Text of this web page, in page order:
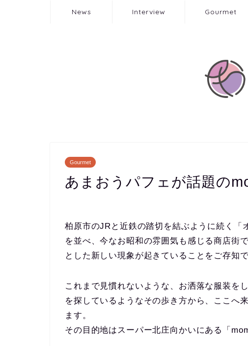
News Interview Gourmet
Gourmet
あまおうパフェが話題の
柏原市のJRと近鉄の踏切を結ぶように続く「
を並べ、今なお昭和の雰囲気も感じる商店街
とした新しい現象が起きていることをご存知で
これまで見慣れないような、お洒落な服装を
を探しているようなその歩き方から、ここへ
ます。
その目的地はスーパー北庄向かいにある「